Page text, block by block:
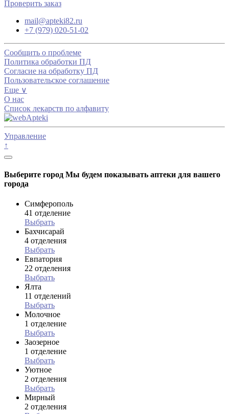
Проверить заказ
mail@apteki82.ru
+7 (979) 020-51-02
Сообщить о проблеме
Политика обработки ПД
Согласие на обработку ПД
Пользовательское соглашение
Еще ∨
О нас
Список лекарств по алфавиту
Управление
↑
Выберите город Мы будем показывать аптеки для вашего
города
Симферополь
41 отделение
Выбрать
Бахчисарай
4 отделения
Выбрать
Евпатория
22 отделения
Выбрать
Ялта
11 отделений
Выбрать
Молочное
1 отделение
Выбрать
Заозерное
1 отделение
Выбрать
Уютное
2 отделения
Выбрать
Мирный
2 отделения